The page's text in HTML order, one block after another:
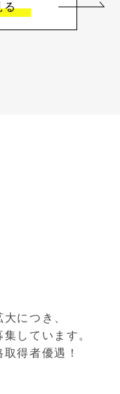
る
につき、
しています。
得者優遇！